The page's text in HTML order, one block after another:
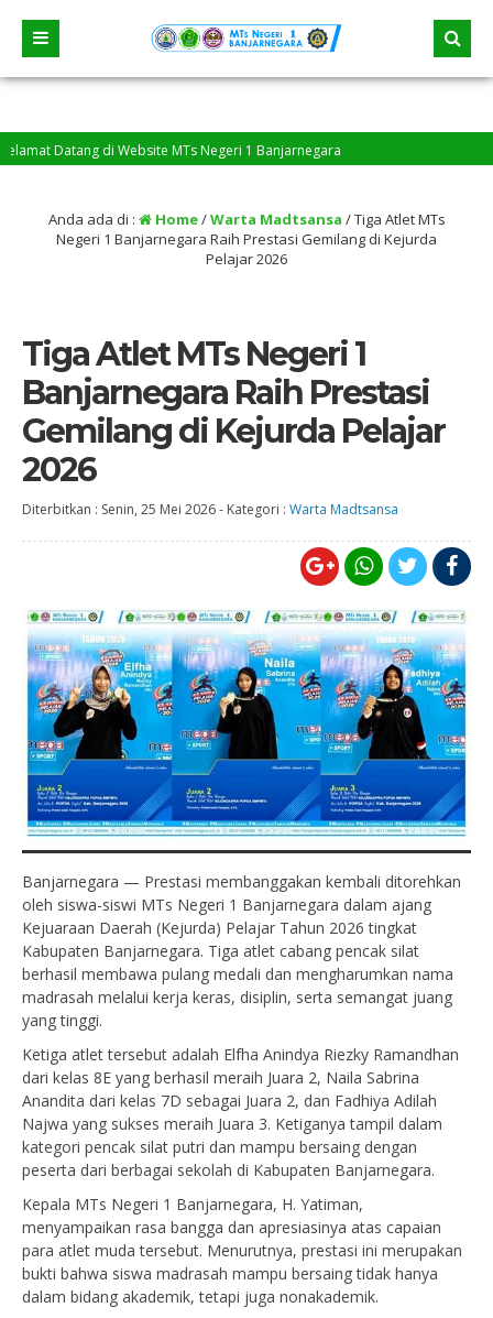
Datang di Website MTs Negeri 1 Banjarnegara
Anda ada di : Home/Warta Madtsansa /Tiga Atlet MTs
Negeri 1 Banjarnegara Raih Prestasi Gemilang di Kejurda
Pelajar 2026
Tiga Atlet MTs Negeri 1
Banjarnegara Raih Prestasi
Gemilang di Kejurda Pelajar
2026
Diterbitkan : Senin, 25 Mei 2026- Kategori : Warta Madtsansa
Banjarnegara — Prestasi membanggakan kembali ditorehkan
oleh siswa-siswi MTs Negeri 1 Banjarnegara dalam ajang
Kejuaraan Daerah (Kejurda) Pelajar Tahun 2026 tingkat
Kabupaten Banjarnegara. Tiga atlet cabang pencak silat
berhasil membawa pulang medali dan mengharumkan nama
madrasah melalui kerja keras, disiplin, serta semangat juang
yang tinggi.
Ketiga atlet tersebut adalah Elfha Anindya Riezky Ramandhan
dari kelas 8E yang berhasil meraih Juara 2, Naila Sabrina
Anandita dari kelas 7D sebagai Juara 2, dan Fadhiya Adilah
Najwa yang sukses meraih Juara 3. Ketiganya tampil dalam
kategori pencak silat putri dan mampu bersaing dengan
peserta dari berbagai sekolah di Kabupaten Banjarnegara.
Kepala MTs Negeri 1 Banjarnegara, H. Yatiman,
menyampaikan rasa bangga dan apresiasinya atas capaian
para atlet muda tersebut. Menurutnya, prestasi ini merupakan
bukti bahwa siswa madrasah mampu bersaing tidak hanya
dalam bidang akademik, tetapi juga nonakademik.